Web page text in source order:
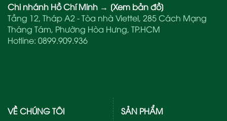
Chi nhánh Hồ Chí Minh → [Xem bản đồ]
Tầng 12, Tháp A2 - Tòa nhà Viettel, 285 Cách Mạng
Tháng Tám, Phường Hòa Hưng, TP.HCM
Hotline: 0899.909.936
VỀ CHÚNG TÔI
SẢN PHẨM